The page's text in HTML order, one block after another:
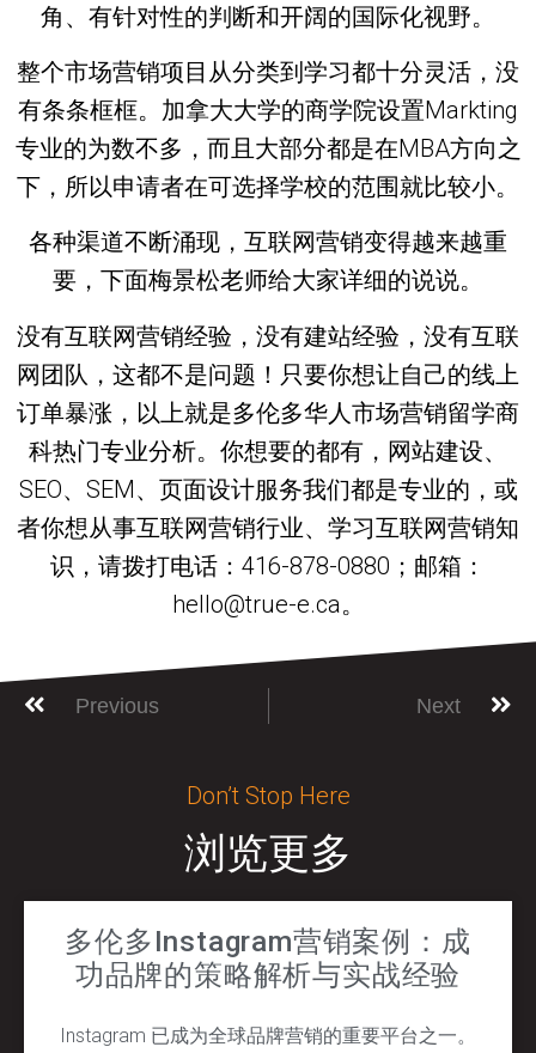
角、有针对性的判断和开阔的国际化视野。
整个市场营销项目从分类到学习都十分灵活，没
有条条框框。加拿大大学的商学院设置Markting
专业的为数不多，而且大部分都是在MBA方向之
下，所以申请者在可选择学校的范围就比较小。
各种渠道不断涌现，互联网营销变得越来越重
要，下面梅景松老师给大家详细的说说。
没有互联网营销经验，没有建站经验，没有互联
网团队，这都不是问题！只要你想让自己的线上
订单暴涨，以上就是多伦多华人市场营销留学商
科热门专业分析。你想要的都有，网站建设、
SEO、SEM、页面设计服务我们都是专业的，或
者你想从事互联网营销行业、学习互联网营销知
识，请拨打电话：416-878-0880；邮箱：
hello@true-e.ca。
Previous Next
Don’t Stop Here
浏览更多
多伦多Instagram营销案例：成
功品牌的策略解析与实战经验
Instagram 已成为全球品牌营销的重要平台之一。